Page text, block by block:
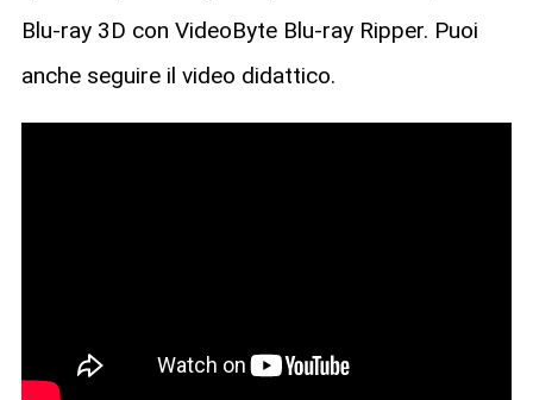
Blu-ray 3D con VideoByte Blu-ray Ripper. Puoi
anche seguire il video didattico.